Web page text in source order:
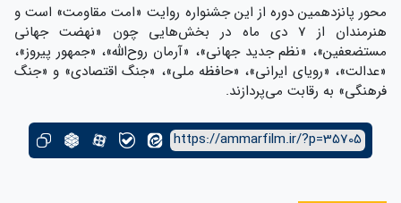
محور پانزدهمین دوره از این جشنواره روایت «امت مقاومت» است و
هنرمندان از 7 دی ماه در بخش‌هایی چون «نهضت جهانی
مستضعفین»، «نظم جدید جهانی»، «آرمان روح‌الله»، «جمهور پیروز»،
«عدالت»، «رویای ایرانی»، «حافظه ملی»، «جنگ اقتصادی» و «جنگ
فرهنگی» به رقابت می‌پردازند.
https://ammarfilm.ir/?p=35705